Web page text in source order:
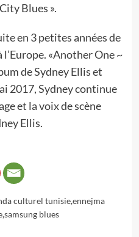
Blues ».
en 3 petites années de
l’Europe. «Another One ~
de Sydney Ellis et
2017, Sydney continue
et la voix de scène
Ellis.
culturel tunisie,ennejma
,samsung blues